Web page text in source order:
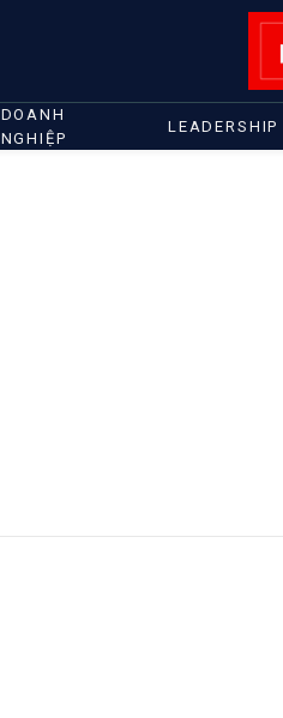
DOANH
NGHIỆP
LEADERSHIP